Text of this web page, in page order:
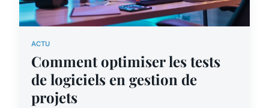
ACTU
Comment optimiser les tests
de logiciels en gestion de
projets